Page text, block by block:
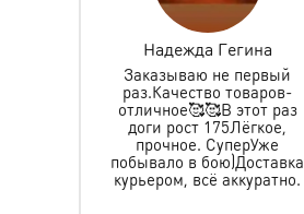
Надежда Гегина
Заказываю не первый
раз.Качество товаров-
отличное🥰🥰В этот раз
доги рост 175Лёгкое,
прочное. СуперУже
побывало в бою)Доставка
курьером, всё аккуратно.